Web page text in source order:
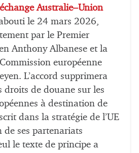
Australie–Union
le 24 mars 2026,
par le Premier
Anthony Albanese et la
européenne
L’accord supprimera
droits de douane sur les
à destination de
dans la stratégie de l’UE
ses partenariats
le texte de principe a